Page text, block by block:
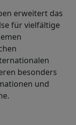
erweitert das
für vielfältige
besonders
und